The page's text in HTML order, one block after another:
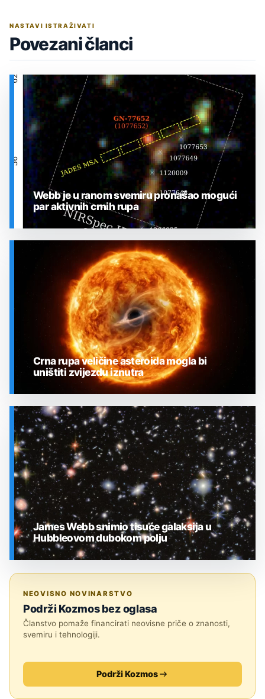
NASTAVI ISTRAŽIVATI
Povezani članci
Webb je u ranom svemiru pronašao mogući
par aktivnih crnih rupa
SVEMIR
Crna rupa veličine asteroida mogla bi
uništiti zvijezdu iznutra
James Webb snimio tisuće galaksija u
Hubbleovom dubokom polju
NEOVISNO NOVINARSTVO
Podrži Kozmos bez oglasa
Članstvo pomaže financirati neovisne priče o znanosti,
svemiru i tehnologiji.
Podrži Kozmos